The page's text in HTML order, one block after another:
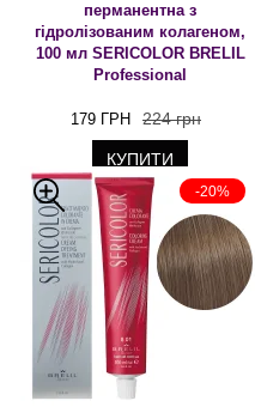
перманентна з
гідролізованим колагеном,
100 мл SERICOLOR BRELIL
Professional
179 ГРН 224 грн
КУПИТИ
-20%